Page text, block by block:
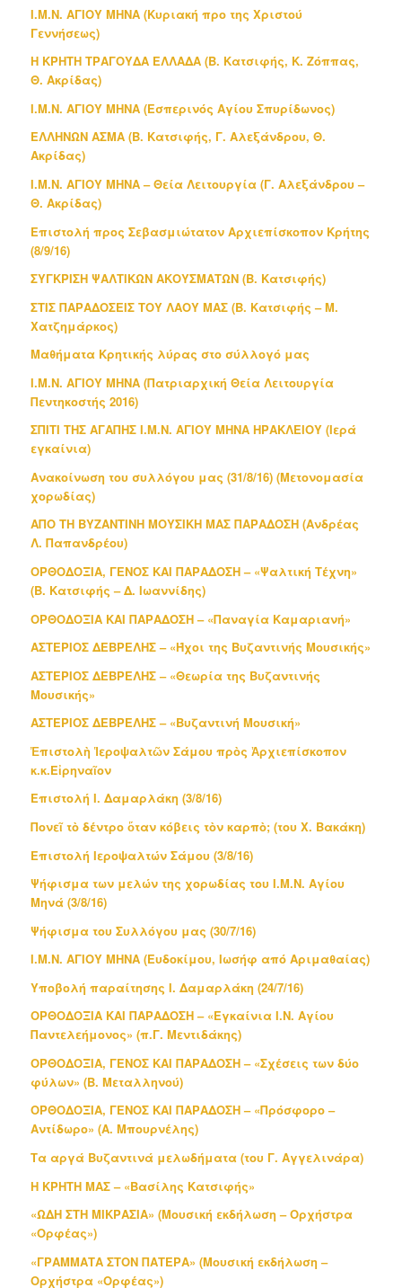
Ι.Μ.Ν. ΑΓΙΟΥ ΜΗΝΑ (Κυριακή προ της Χριστού
Γεννήσεως)
Η ΚΡΗΤΗ ΤΡΑΓΟΥΔΑ ΕΛΛΑΔΑ (Β. Κατσιφής, Κ. Ζόππας,
Θ. Ακρίδας)
Ι.Μ.Ν. ΑΓΙΟΥ ΜΗΝΑ (Εσπερινός Αγίου Σπυρίδωνος)
ΕΛΛΗΝΩΝ ΑΣΜΑ (Β. Κατσιφής, Γ. Αλεξάνδρου, Θ.
Ακρίδας)
Ι.Μ.Ν. ΑΓΙΟΥ ΜΗΝΑ – Θεία Λειτουργία (Γ. Αλεξάνδρου –
Θ. Ακρίδας)
Επιστολή προς Σεβασμιώτατον Αρχιεπίσκοπον Κρήτης
(8/9/16)
ΣΥΓΚΡΙΣΗ ΨΑΛΤΙΚΩΝ ΑΚΟΥΣΜΑΤΩΝ (Β. Κατσιφής)
ΣΤΙΣ ΠΑΡΑΔΟΣΕΙΣ ΤΟΥ ΛΑΟΥ ΜΑΣ (Β. Κατσιφής – Μ.
Χατζημάρκος)
Μαθήματα Κρητικής λύρας στο σύλλογό μας
Ι.Μ.Ν. ΑΓΙΟΥ ΜΗΝΑ (Πατριαρχική Θεία Λειτουργία
Πεντηκοστής 2016)
ΣΠΙΤΙ ΤΗΣ ΑΓΑΠΗΣ Ι.Μ.Ν. ΑΓΙΟΥ ΜΗΝΑ ΗΡΑΚΛΕΙΟΥ (Ιερά
εγκαίνια)
Ανακοίνωση του συλλόγου μας (31/8/16) (Μετονομασία
χορωδίας)
ΑΠΟ ΤΗ ΒΥΖΑΝΤΙΝΗ ΜΟΥΣΙΚΗ ΜΑΣ ΠΑΡΑΔΟΣΗ (Ανδρέας
Λ. Παπανδρέου)
ΟΡΘΟΔΟΞΙΑ, ΓΕΝΟΣ ΚΑΙ ΠΑΡΑΔΟΣΗ – «Ψαλτική Τέχνη»
(Β. Κατσιφής – Δ. Ιωαννίδης)
ΟΡΘΟΔΟΞΙΑ ΚΑΙ ΠΑΡΑΔΟΣΗ – «Παναγία Καμαριανή»
ΑΣΤΕΡΙΟΣ ΔΕΒΡΕΛΗΣ – «Ήχοι της Βυζαντινής Μουσικής»
ΑΣΤΕΡΙΟΣ ΔΕΒΡΕΛΗΣ – «Θεωρία της Βυζαντινής
Μουσικής»
ΑΣΤΕΡΙΟΣ ΔΕΒΡΕΛΗΣ – «Βυζαντινή Μουσική»
Ἐπιστολὴ Ἱεροψαλτῶν Σάμου πρὸς Ἀρχιεπίσκοπον
κ.κ.Εἰρηναῖον
Επιστολή Ι. Δαμαρλάκη (3/8/16)
Πονεῖ τὸ δέντρο ὅταν κόβεις τὸν καρπὸ; (του Χ. Βακάκη)
Επιστολή Ιεροψαλτών Σάμου (3/8/16)
Ψήφισμα των μελών της χορωδίας του Ι.Μ.Ν. Αγίου
Μηνά (3/8/16)
Ψήφισμα του Συλλόγου μας (30/7/16)
Ι.Μ.Ν. ΑΓΙΟΥ ΜΗΝΑ (Ευδοκίμου, Ιωσήφ από Αριμαθαίας)
Υποβολή παραίτησης Ι. Δαμαρλάκη (24/7/16)
ΟΡΘΟΔΟΞΙΑ ΚΑΙ ΠΑΡΑΔΟΣΗ – «Εγκαίνια Ι.Ν. Αγίου
Παντελεήμονος» (π.Γ. Μεντιδάκης)
ΟΡΘΟΔΟΞΙΑ, ΓΕΝΟΣ ΚΑΙ ΠΑΡΑΔΟΣΗ – «Σχέσεις των δύο
φύλων» (Β. Μεταλληνού)
ΟΡΘΟΔΟΞΙΑ, ΓΕΝΟΣ ΚΑΙ ΠΑΡΑΔΟΣΗ – «Πρόσφορο –
Αντίδωρο» (Α. Μπουρνέλης)
Τα αργά Βυζαντινά μελωδήματα (του Γ. Αγγελινάρα)
Η ΚΡΗΤΗ ΜΑΣ – «Βασίλης Κατσιφής»
«ΩΔΗ ΣΤΗ ΜΙΚΡΑΣΙΑ» (Μουσική εκδήλωση – Ορχήστρα
«Ορφέας»)
«ΓΡΑΜΜΑΤΑ ΣΤΟΝ ΠΑΤΕΡΑ» (Μουσική εκδήλωση –
Ορχήστρα «Ορφέας»)